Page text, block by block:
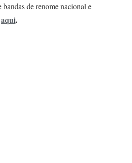
de renome nacional e
aqui.